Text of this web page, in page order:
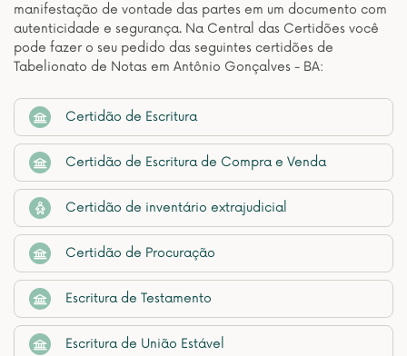
manifestação de vontade das partes em um documento com
autenticidade e segurança. Na Central das Certidões você
pode fazer o seu pedido das seguintes certidões de
Tabelionato de Notas em Antônio Gonçalves - BA:
Certidão de Escritura
Certidão de Escritura de Compra e Venda
Certidão de inventário extrajudicial
Certidão de Procuração
Escritura de Testamento
Escritura de União Estável